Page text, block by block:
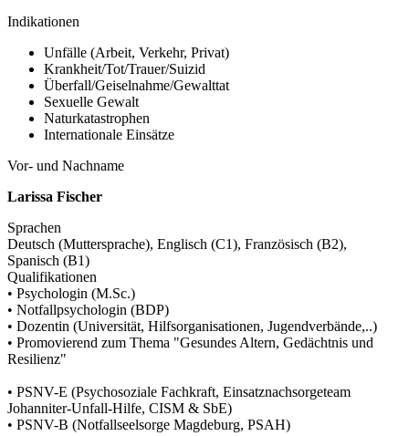
Indikationen
Unfälle (Arbeit, Verkehr, Privat)
Krankheit/Tot/Trauer/Suizid
Überfall/Geiselnahme/Gewalttat
Sexuelle Gewalt
Naturkatastrophen
Internationale Einsätze
Vor- und Nachname
Larissa Fischer
Sprachen
Deutsch (Muttersprache), Englisch (C1), Französisch (B2),
Spanisch (B1)
Qualifikationen
• Psychologin (M.Sc.)
• Notfallpsychologin (BDP)
• Dozentin (Universität, Hilfsorganisationen, Jugendverbände,..)
• Promovierend zum Thema "Gesundes Altern, Gedächtnis und
Resilienz"
• PSNV-E (Psychosoziale Fachkraft, Einsatznachsorgeteam
Johanniter-Unfall-Hilfe, CISM & SbE)
• PSNV-B (Notfallseelsorge Magdeburg, PSAH)